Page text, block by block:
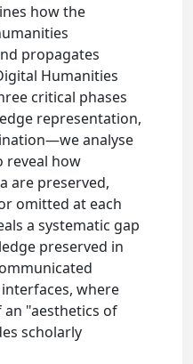
how the
propagates
Humanities
critical phases
representation,
analyse
reveal how
are preserved,
omitted at each
a systematic gap
preserved in
where
"aesthetics of
scholarly